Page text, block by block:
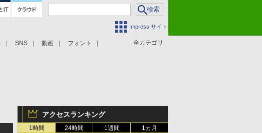
Impress サイト
全カテゴリ
SNS 動画 フォント
アクセスランキング
1時間 24時間 1週間 1カ月